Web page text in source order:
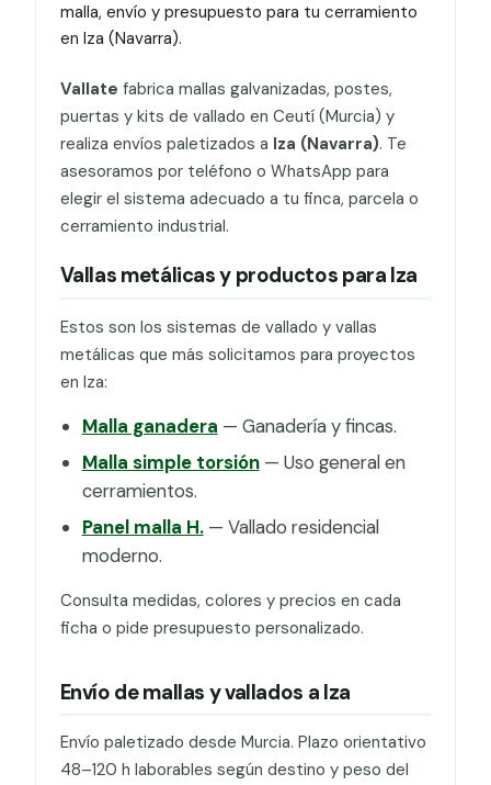
malla, envío y presupuesto para tu cerramiento
en Iza (Navarra).
Vallate fabrica mallas galvanizadas, postes,
puertas y kits de vallado en Ceutí (Murcia) y
realiza envíos paletizados a Iza (Navarra). Te
asesoramos por teléfono o WhatsApp para
elegir el sistema adecuado a tu finca, parcela o
cerramiento industrial.
Vallas metálicas y productos para Iza
Estos son los sistemas de vallado y vallas
metálicas que más solicitamos para proyectos
en Iza:
Malla ganadera — Ganadería y fincas.
Malla simple torsión— Uso general en
cerramientos.
Panel malla H.— Vallado residencial
moderno.
Consulta medidas, colores y precios en cada
ficha o pide presupuesto personalizado.
Envío de mallas y vallados a Iza
Envío paletizado desde Murcia. Plazo orientativo
48–120 h laborables según destino y peso del